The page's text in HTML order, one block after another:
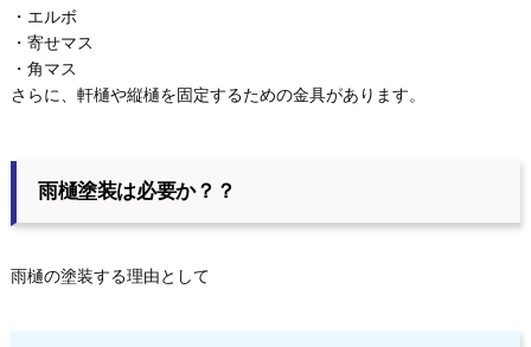
・エルボ
・寄せマス
・角マス
さらに、軒樋や縦樋を固定するための金具があります。
雨樋塗装は必要か？？
雨樋の塗装する理由として